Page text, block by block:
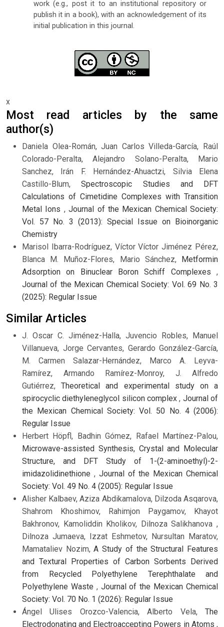
work (e.g., post it to an institutional repository or
publish it in a book), with an acknowledgement of its
initial publication in this journal.
x
Most read articles by the same
author(s)
Daniela Olea-Román, Juan Carlos Villeda-García, Raúl
Colorado-Peralta, Alejandro Solano-Peralta, Mario
Sanchez, Irán F. Hernández-Ahuactzi, Silvia Elena
Castillo-Blum,Spectroscopic Studies and DFT
Calculations of Cimetidine Complexes with Transition
Metal Ions ,Journal of the Mexican Chemical Society:
Vol. 57 No. 3 (2013): Special Issue on Bioinorganic
Chemistry
Marisol Ibarra-Rodríguez, Víctor Víctor Jiménez Pérez,
Blanca M. Muñoz-Flores, Mario Sánchez, Metformin
Adsorption on Binuclear Boron Schiff Complexes ,
Journal of the Mexican Chemical Society: Vol. 69 No. 3
(2025): Regular Issue
Similar Articles
J. Oscar C. Jiménez-Halla, Juvencio Robles, Manuel
Villanueva, Jorge Cervantes, Gerardo González-García,
M. Carmen Salazar-Hernández, Marco A. Leyva-
Ramírez, Armando Ramírez-Monroy, J. Alfredo
Gutiérrez,Theoretical and experimental study on a
spirocyclic diethyleneglycol silicon complex, Journal of
the Mexican Chemical Society: Vol. 50 No. 4 (2006):
Regular Issue
Herbert Höpfl, Badhin Gómez, Rafael Martínez-Palou,
Microwave-assisted Synthesis, Crystal and Molecular
Structure, and DFT Study of 1-(2-aminoethyl)-2-
imidazolidinethione , Journal of the Mexican Chemical
Society: Vol. 49 No. 4 (2005): Regular Issue
Alisher Kalbaev, Aziza Abdikamalova, Dilzoda Asqarova,
Shahrom Khoshimov, Rahimjon Paygamov, Khayot
Bakhronov, Kamoliddin Kholikov, Dilnoza Salikhanova ,
Dilnoza Jumaeva, Izzat Eshmetov, Nursultan Maratov,
Mamataliev Nozim,A Study of the Structural Features
and Textural Properties of Carbon Sorbents Derived
from Recycled Polyethylene Terephthalate and
Polyethylene Waste , Journal of the Mexican Chemical
Society: Vol. 70 No. 1 (2026): Regular Issue
Ángel Ulises Orozco-Valencia, Alberto Vela, The
Electrodonating and Electroaccepting Powers in Atoms ,